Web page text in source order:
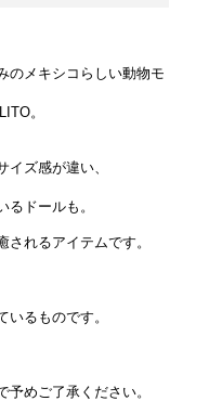
のメキシコらしい動物モ
。
ズ感が違い、
ドールも。
れるアイテムです。
るものです。
めご了承ください。